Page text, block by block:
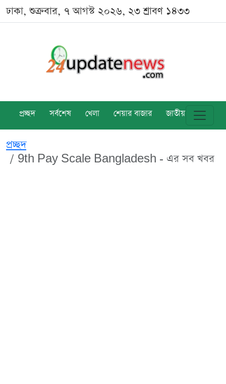
ঢাকা, শুক্রবার, ৭ আগস্ট ২০২৬, ২৩ শ্রাবণ ১৪৩৩
প্রচ্ছদ সর্বশেষ খেলা শেয়ার বাজার জাতীয় বিশ্ব
প্রচ্ছদ
9th Pay Scale Bangladesh - এর সব খবর